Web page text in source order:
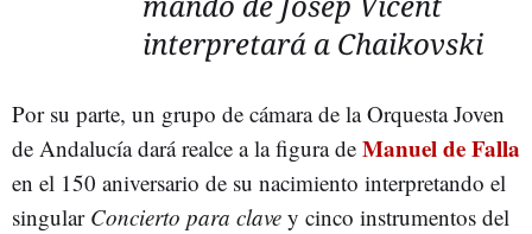
interpretará a Chaikovski
Por su parte, un grupo de cámara de la Orquesta Joven
de Andalucía dará realce a la figura de Manuel de Falla
en el 150 aniversario de su nacimiento interpretando el
singular Concierto para clave y cinco instrumentos del